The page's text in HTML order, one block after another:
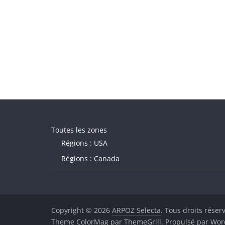
Toutes les zones
Régions : USA
Régions : Canada
Copyright © 2026 ARPOZ Selecta. Tous droits
Theme ColorMag par ThemeGrill. Propulsé par